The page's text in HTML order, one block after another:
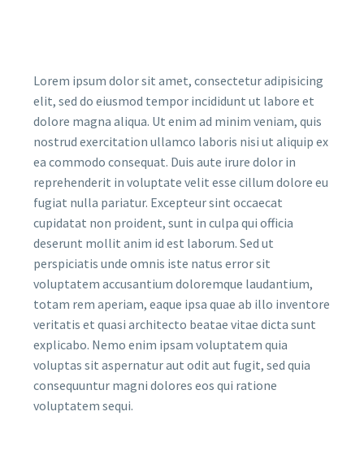
Lorem ipsum dolor sit amet, consectetur adipisicing
elit, sed do eiusmod tempor incididunt ut labore et
dolore magna aliqua. Ut enim ad minim veniam, quis
nostrud exercitation ullamco laboris nisi ut aliquip ex
ea commodo consequat. Duis aute irure dolor in
reprehenderit in voluptate velit esse cillum dolore eu
fugiat nulla pariatur. Excepteur sint occaecat
cupidatat non proident, sunt in culpa qui officia
deserunt mollit anim id est laborum. Sed ut
perspiciatis unde omnis iste natus error sit
voluptatem accusantium doloremque laudantium,
totam rem aperiam, eaque ipsa quae ab illo inventore
veritatis et quasi architecto beatae vitae dicta sunt
explicabo. Nemo enim ipsam voluptatem quia
voluptas sit aspernatur aut odit aut fugit, sed quia
consequuntur magni dolores eos qui ratione
voluptatem sequi.